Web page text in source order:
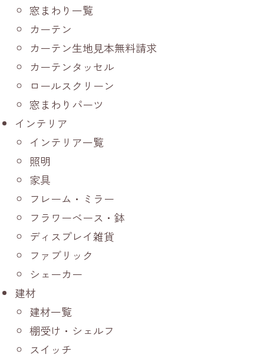
窓まわり一覧
カーテン
カーテン生地見本無料請求
カーテンタッセル
ロールスクリーン
窓まわりパーツ
インテリア
インテリア一覧
照明
家具
フレーム・ミラー
フラワーベース・鉢
ディスプレイ雑貨
ファブリック
シェーカー
建材
建材一覧
棚受け・シェルフ
スイッチ